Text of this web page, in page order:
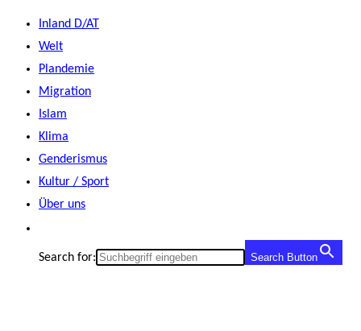
Zum
Inhalt
springen
Inland D/AT
Welt
Plandemie
Migration
Islam
Klima
Genderismus
Kultur / Sport
Über uns
Search for: Search Button